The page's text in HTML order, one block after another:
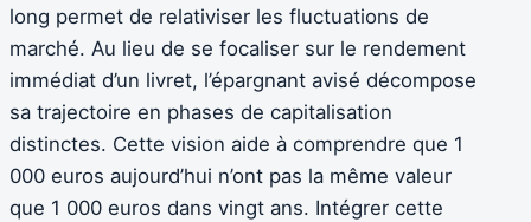
long permet de relativiser les fluctuations de
marché. Au lieu de se focaliser sur le rendement
immédiat d’un livret, l’épargnant avisé décompose
sa trajectoire en phases de capitalisation
distinctes. Cette vision aide à comprendre que 1
000 euros aujourd’hui n’ont pas la même valeur
que 1 000 euros dans vingt ans. Intégrer cette